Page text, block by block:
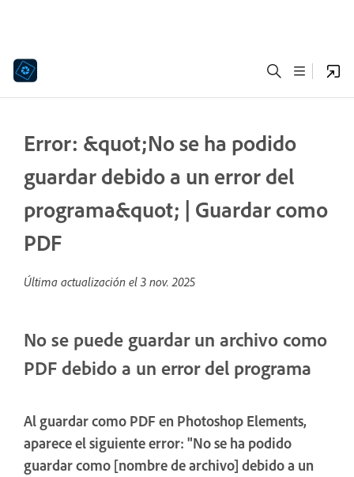
Error: &quot;No se ha podido
guardar debido a un error del
programa&quot; | Guardar como
PDF
Última actualización el 3 nov. 2025
No se puede guardar un archivo como
PDF debido a un error del programa
Al guardar como PDF en Photoshop Elements,
aparece el siguiente error: "No se ha podido
guardar como [nombre de archivo] debido a un